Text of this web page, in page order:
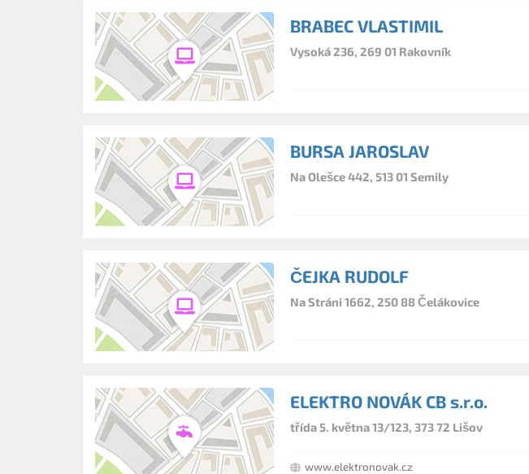
BRABEC VLASTIMIL
Vysoká 236, 269 01 Rakovník
BURSA JAROSLAV
Na Olešce 442, 513 01 Semily
ČEJKA RUDOLF
Na Stráni 1662, 250 88 Čelákovice
ELEKTRO NOVÁK CB s.r.o.
třída 5. května 13/123, 373 72 Lišov
www.elektronovak.cz